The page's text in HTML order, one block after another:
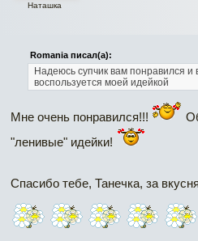
Наташка
Romania писал(а):
Надеюсь супчик вам понравился и
воспользуется моей идейкой
Мне очень понравился!!!
"ленивые" идейки!
Спасибо тебе, Танечка, за